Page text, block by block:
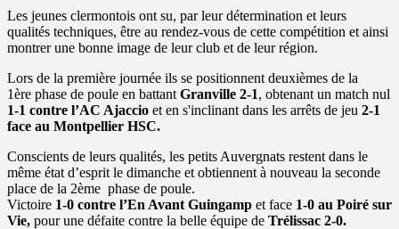
Les jeunes clermontois ont su, par leur détermination et leurs
qualités techniques, être au rendez-vous de cette compétition et ainsi
montrer une bonne image de leur club et de leur région.
Lors de la première journée ils se positionnent deuxièmes de la
1ère phase de poule en battant Granville 2-1, obtenant un match nul
1-1 contre l’AC Ajaccio et en s'inclinant dans les arrêts de jeu 2-1
face au Montpellier HSC.
Conscients de leurs qualités, les petits Auvergnats restent dans le
même état d’esprit le dimanche et obtiennent à nouveau la seconde
place de la 2ème phase de poule.
Victoire 1-0 contre l’En Avant Guingamp et face 1-0 au Poiré sur
Vie, pour une défaite contre la belle équipe de Trélissac 2-0.